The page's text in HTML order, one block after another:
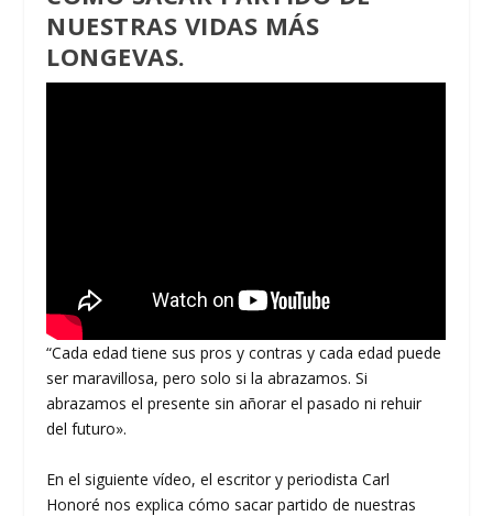
NUESTRAS VIDAS MÁS
LONGEVAS.
“Cada edad tiene sus pros y contras y cada edad puede
ser maravillosa, pero solo si la abrazamos. Si
abrazamos el presente sin añorar el pasado ni rehuir
del futuro».
En el siguiente vídeo, el escritor y periodista Carl
Honoré nos explica cómo sacar partido de nuestras